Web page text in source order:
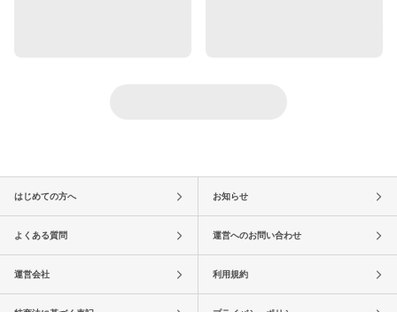
はじめての方へ お知らせ
よくある質問 運営へのお問い合わせ
運営会社 利用規約